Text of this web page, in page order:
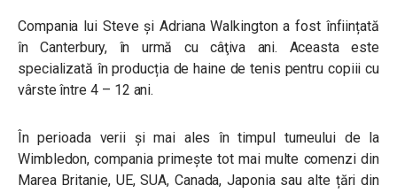
Compania lui Steve şi Adriana Walkingtona fost înființată
în Canterbury, în urmă cu câţiva ani. Aceasta este
specializată în producția de haine de tenis pentru copiii cu
vârste între 4 – 12 ani.
În perioada verii și mai ales în timpul turneului de la
Wimbledon, compania primește tot mai multe comenzi din
Marea Britanie, UE, SUA, Canada, Japonia sau alte țări din